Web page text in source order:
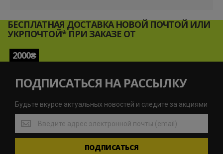
БЕСПЛАТНАЯ ДОСТАВКА НОВОЙ ПОЧТОЙ ИЛИ
УКРПОЧТОЙ* ПРИ ЗАКАЗЕ ОТ
2000₴
ПОДПИСАТЬСЯ НА РАССЫЛКУ
Будьте вкурсе актуальных новостей и следите за акциями
Будьте
вкурсе
актуальных
ПОДПИСАТЬСЯ